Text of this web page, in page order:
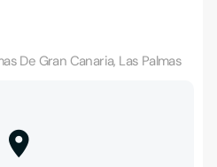
De Gran Canaria, Las Palmas